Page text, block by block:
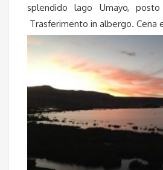
splendido lago Umayo,
Trasferimento in albergo. Cena